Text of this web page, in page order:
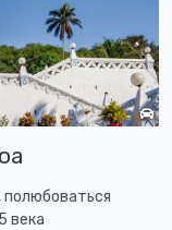
полюбоваться
века